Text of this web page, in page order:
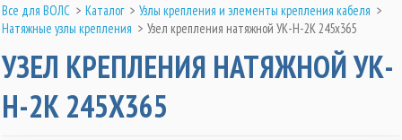
Все для ВОЛС > Каталог > Узлы крепления и элементы крепления кабеля >
Натяжные узлы крепления > Узел крепления натяжной УК-Н-2К 245х365
УЗЕЛ КРЕПЛЕНИЯ НАТЯЖНОЙ УК-
Н-2К 245Х365